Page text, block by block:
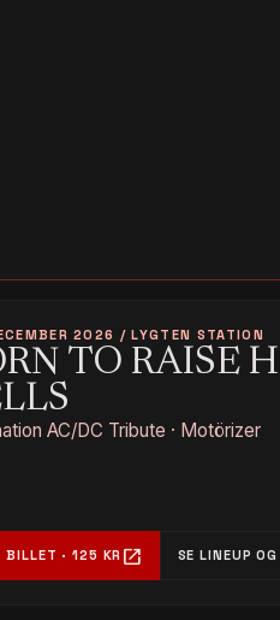
2026 / LYGTEN STATION
TO RAISE
AC/DC Tribute · Motörizer
BILLET · 125 KR open_in_new SE LINEUP